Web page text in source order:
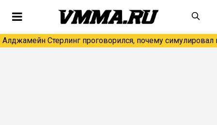
Алджамейн Стерлинг проговорился, почему симулировал